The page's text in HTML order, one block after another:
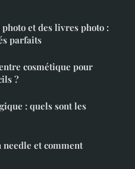
et des livres photo :
parfaits
cosmétique pour
?
: quels sont les
et comment